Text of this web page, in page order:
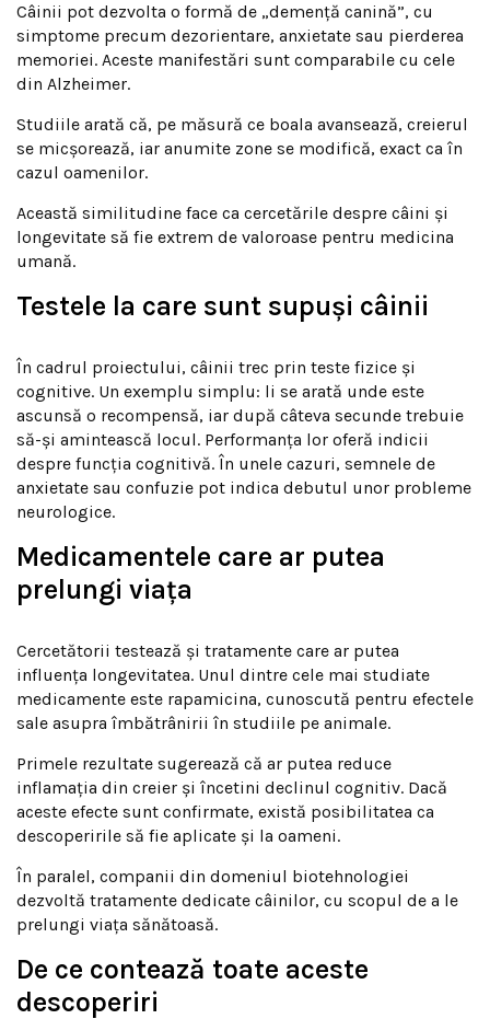
Câinii pot dezvolta o formă de „demență canină”, cu
simptome precum dezorientare, anxietate sau pierderea
memoriei. Aceste manifestări sunt comparabile cu cele
din Alzheimer.
Studiile arată că, pe măsură ce boala avansează, creierul
se micșorează, iar anumite zone se modifică, exact ca în
cazul oamenilor.
Această similitudine face ca cercetările despre câini și
longevitate să fie extrem de valoroase pentru medicina
umană.
Testele la care sunt supuși câinii
În cadrul proiectului, câinii trec prin teste fizice și
cognitive. Un exemplu simplu: li se arată unde este
ascunsă o recompensă, iar după câteva secunde trebuie
să-și amintească locul. Performanța lor oferă indicii
despre funcția cognitivă. În unele cazuri, semnele de
anxietate sau confuzie pot indica debutul unor probleme
neurologice.
Medicamentele care ar putea
prelungi viața
Cercetătorii testează și tratamente care ar putea
influența longevitatea. Unul dintre cele mai studiate
medicamente este rapamicina, cunoscută pentru efectele
sale asupra îmbătrânirii în studiile pe animale.
Primele rezultate sugerează că ar putea reduce
inflamația din creier și încetini declinul cognitiv. Dacă
aceste efecte sunt confirmate, există posibilitatea ca
descoperirile să fie aplicate și la oameni.
În paralel, companii din domeniul biotehnologiei
dezvoltă tratamente dedicate câinilor, cu scopul de a le
prelungi viața sănătoasă.
De ce contează toate aceste
descoperiri